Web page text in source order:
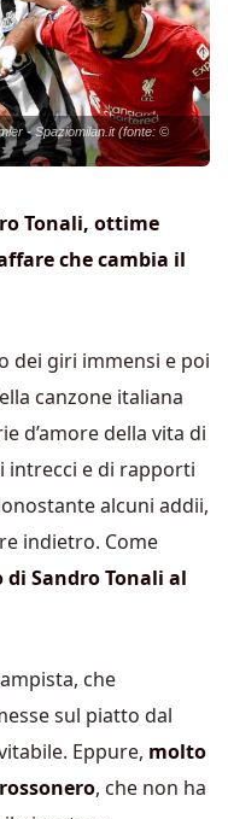
- Spaziomilan.it (fonte: ©
Tonali, ottime
che cambia il
dei giri immensi e poi
canzone italiana
d’amore della vita di
intrecci e di rapporti
alcuni addii,
indietro. Come
Sandro Tonali al
che
sul piatto dal
Eppure, molto
, che non ha